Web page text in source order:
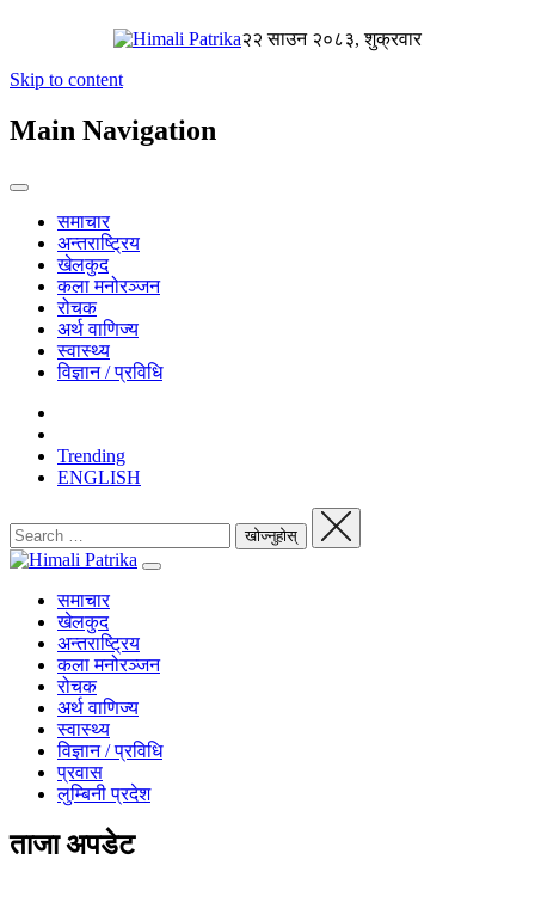
२२ साउन २०८३, शुक्रवार
Skip to content
Main Navigation
समाचार
अन्तराष्ट्रिय
खेलकुद
कला मनोरञ्जन
रोचक
अर्थ वाणिज्य
स्वास्थ्य
विज्ञान / प्रविधि
Trending
ENGLISH
समाचार
खेलकुद
अन्तराष्ट्रिय
कला मनोरञ्जन
रोचक
अर्थ वाणिज्य
स्वास्थ्य
विज्ञान / प्रविधि
प्रवास
लुम्बिनी प्रदेश
ताजा अपडेट